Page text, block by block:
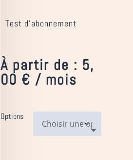
Test d’abonnement
À partir de : 5,
00 € / mois
Options